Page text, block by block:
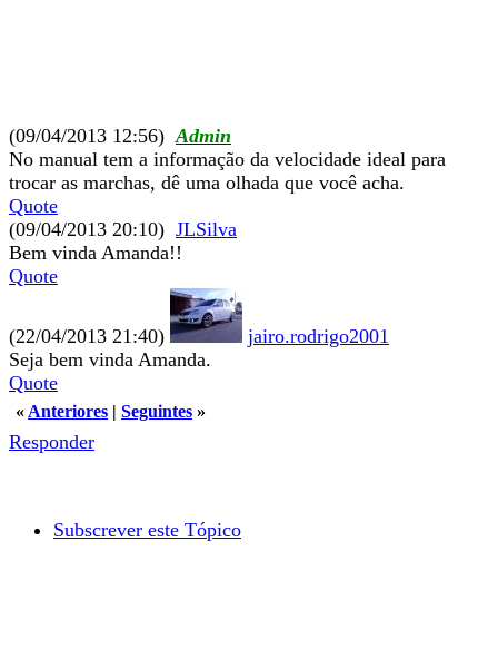
(09/04/2013 12:56) Admin
No manual tem a informação da velocidade ideal para
trocar as marchas, dê uma olhada que você acha.
Quote
(09/04/2013 20:10) JLSilva
Bem vinda Amanda!!
Quote
(22/04/2013 21:40)
jairo.rodrigo2001
Seja bem vinda Amanda.
Quote
« Anteriores | Seguintes »
Responder
Subscrever este Tópico